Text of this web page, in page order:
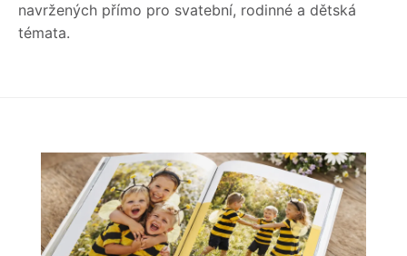
navržených přímo pro svatební, rodinné a dětská
témata.